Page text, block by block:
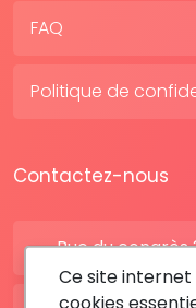
FAQ
Politique de
Contactez-nous
Rue du congrès
Ce site internet
cookies